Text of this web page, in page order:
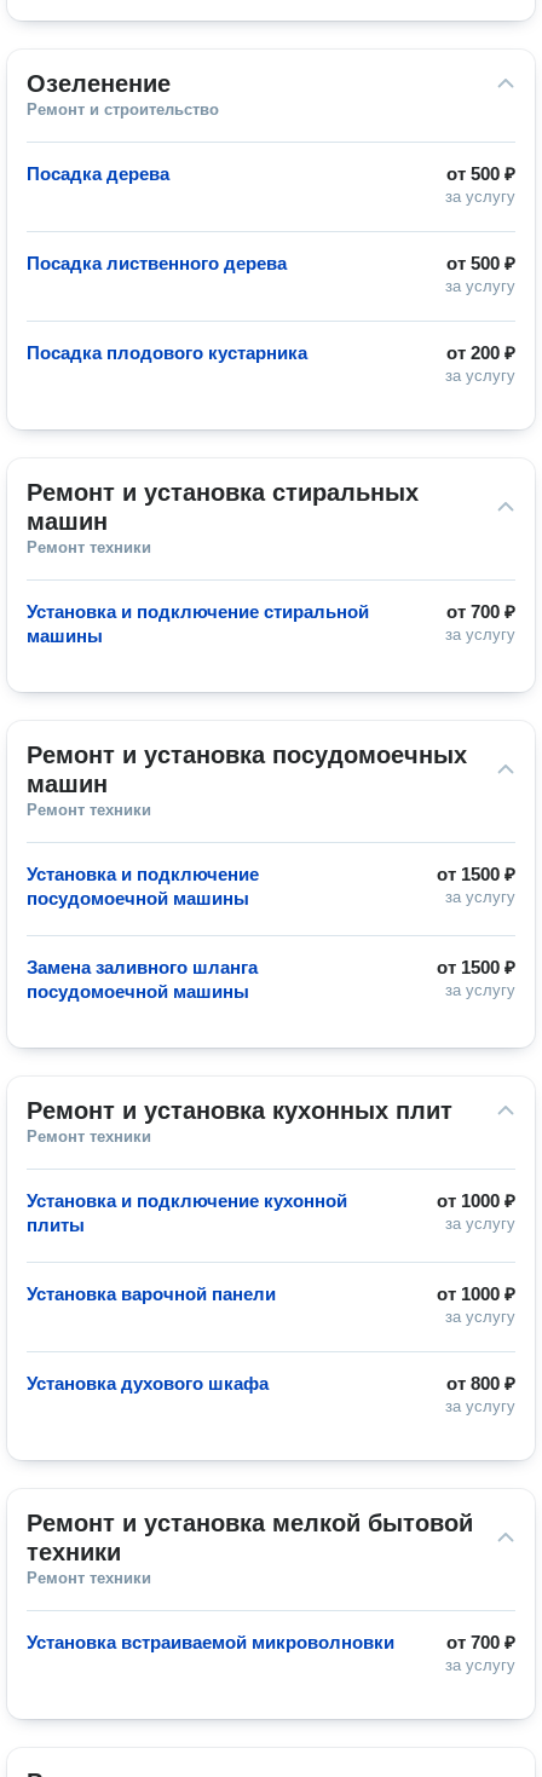
Озеленение
Ремонт и строительство
от 500 ₽
за услугу
Посадка дерева
от 500 ₽
за услугу
Посадка лиственного дерева
от 200 ₽
за услугу
Посадка плодового кустарника
Ремонт и установка стиральных
машин
Ремонт техники
от 700 ₽
за услугу
Установка и подключение стиральной
машины
Ремонт и установка посудомоечных
машин
Ремонт техники
от 1500 ₽
за услугу
Установка и подключение
посудомоечной машины
от 1500 ₽
за услугу
Замена заливного шланга
посудомоечной машины
Ремонт и установка кухонных плит
Ремонт техники
от 1000 ₽
за услугу
Установка и подключение кухонной
плиты
от 1000 ₽
за услугу
Установка варочной панели
от 800 ₽
за услугу
Установка духового шкафа
Ремонт и установка мелкой бытовой
техники
Ремонт техники
от 700 ₽
за услугу
Установка встраиваемой микроволновки